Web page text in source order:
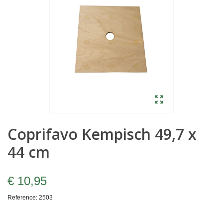
Coprifavo Kempisch 49,7 x
44 cm
€ 10,95
Reference: 2503